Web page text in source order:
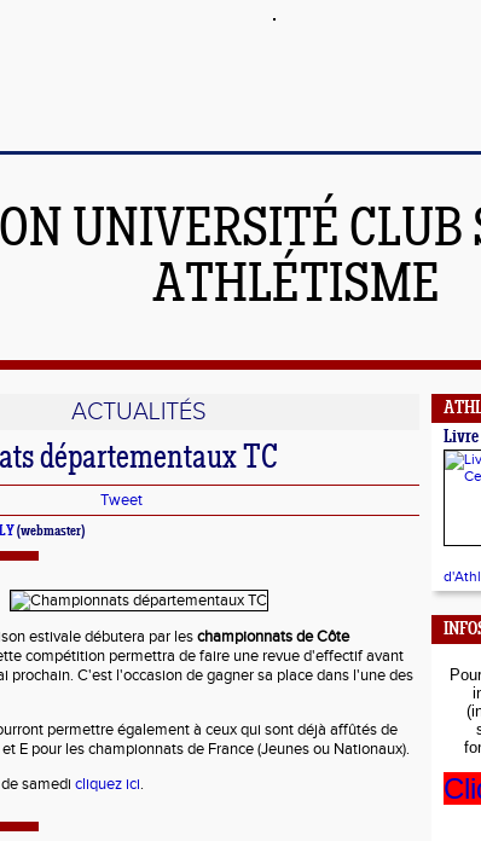
UNIVERSITÉ CLUB
ATHLÉTISME
ACTUALITÉS
départementaux TC
Tweet
(webmaster)
estivale débutera par leschampionnats de Côte
compétition permettra de faire une revue d'effectif avant
prochain. C'est l'occasion de gagner sa place dans l'une des
permettre également à ceux qui sont déjà affûtés de
E pour les championnats de France (Jeunes ou Nationaux).
samedi cliquez ici.
Livre